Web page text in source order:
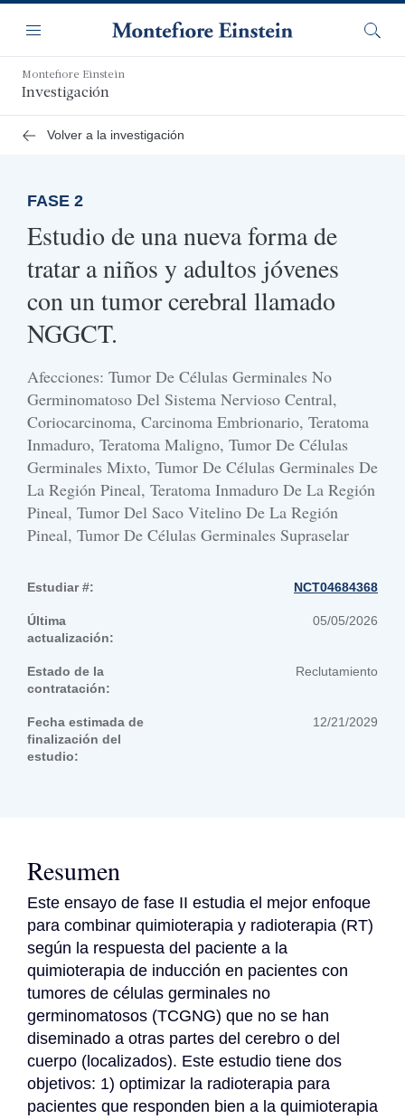
contenido
principal
Navegación
Menú
Montefiore Einstein
Investigación
Volver a la investigación
FASE 2
Estudio de una nueva forma de
tratar a niños y adultos jóvenes
con un tumor cerebral llamado
NGGCT.
Afecciones: Tumor De Células Germinales No
Germinomatoso Del Sistema Nervioso Central,
Coriocarcinoma, Carcinoma Embrionario, Teratoma
Inmaduro, Teratoma Maligno, Tumor De Células
Germinales Mixto, Tumor De Células Germinales De
La Región Pineal, Teratoma Inmaduro De La Región
Pineal, Tumor Del Saco Vitelino De La Región
Pineal, Tumor De Células Germinales Supraselar
Estudiar #: NCT04684368
Última
actualización:
05/05/2026
Estado de la
contratación:
Reclutamiento
Fecha estimada de
finalización del
estudio:
12/21/2029
Resumen
Este ensayo de fase II estudia el mejor enfoque
para combinar quimioterapia y radioterapia (RT)
según la respuesta del paciente a la
quimioterapia de inducción en pacientes con
tumores de células germinales no
germinomatosos (TCGNG) que no se han
diseminado a otras partes del cerebro o del
cuerpo (localizados). Este estudio tiene dos
objetivos: 1) optimizar la radioterapia para
pacientes que responden bien a la quimioterapia